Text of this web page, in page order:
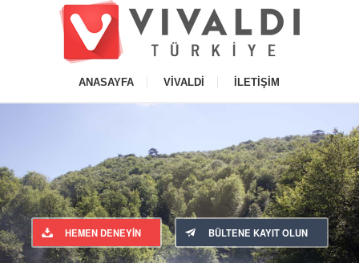
ANASAYFA VIVALDI İLETIŞIM
HEMEN DENEYIN BÜLTENE KAYIT OLUN